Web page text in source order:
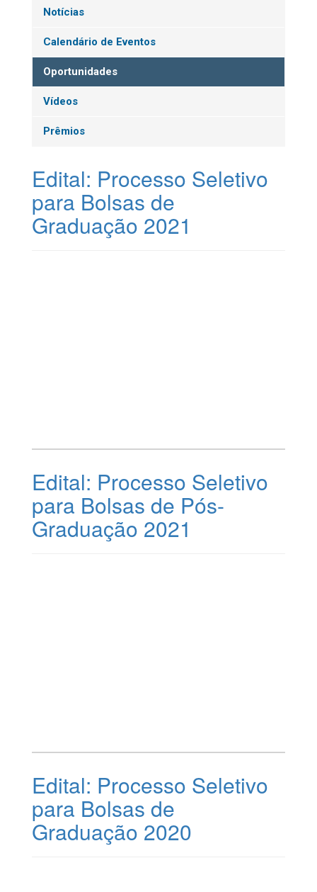
Notícias
Calendário de Eventos
Oportunidades
Vídeos
Prêmios
Edital: Processo Seletivo
para Bolsas de
Graduação 2021
Edital: Processo Seletivo
para Bolsas de Pós-
Graduação 2021
Edital: Processo Seletivo
para Bolsas de
Graduação 2020